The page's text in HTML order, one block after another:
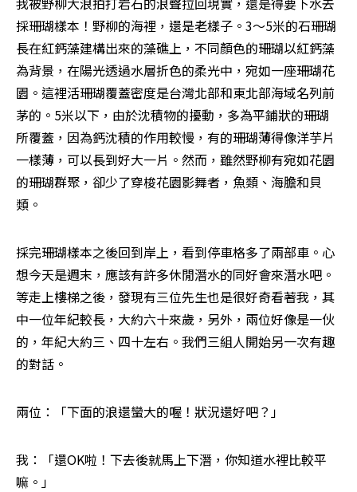
採珊瑚樣本！野柳的海裡，還是老樣子。3～5米的石珊瑚
長在紅鈣藻建構出來的藻礁上，不同顏色的珊瑚以紅鈣藻
為背景，在陽光透過水層折色的柔光中，宛如一座珊瑚花
園。這裡活珊瑚覆蓋密度是台灣北部和東北部海域名列前
茅的。5米以下，由於沈積物的擾動，多為平鋪狀的珊瑚
所覆蓋，因為鈣沈積的作用較慢，有的珊瑚薄得像洋芋片
一樣薄，可以長到好大一片。然而，雖然野柳有宛如花園
的珊瑚群聚，卻少了穿梭花園影舞者，魚類、海膽和貝
類。
採完珊瑚樣本之後回到岸上，看到停車格多了兩部車。心
想今天是週末，應該有許多休閒潛水的同好會來潛水吧。
等走上樓梯之後，發現有三位先生也是很好奇看著我，其
中一位年紀較長，大約六十來歲，另外，兩位好像是一伙
的，年紀大約三、四十左右。我們三組人開始另一次有趣
的對話。
兩位：「下面的浪還蠻大的喔！狀況還好吧？」
我：「還OK啦！下去後就馬上下潛，你知道水裡比較平
嘛。」